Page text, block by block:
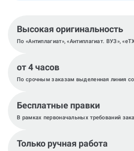
Высокая оригинальность
По «Антиплагиат», «Антиплагиат. ВУЗ»,
от 4 часов
По срочным заказам выделенная линия
Бесплатные правки
В рамках первоначальных требований
Только ручная работа